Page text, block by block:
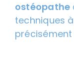
ostéopathe
techniques
précisément